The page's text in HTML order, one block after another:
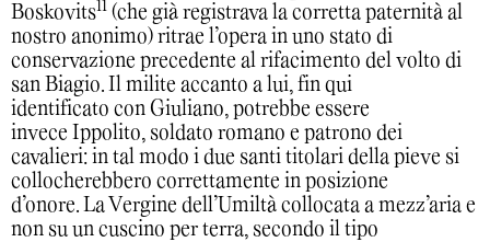
Boskovits
(che già registrava la corretta paternità al
nostro anonimo) ritrae l’opera in uno stato di
conservazione precedente al rifacimento del volto di
san Biagio. Il milite accanto a lui, fin qui
identificato con Giuliano, potrebbe essere
invece Ippolito, soldato romano e patrono dei
cavalieri: in tal modo i due santi titolari della pieve si
collocherebbero correttamente in posizione
d’onore. La Vergine dell’Umiltà collocata a mezz’aria e
non su un cuscino per terra, secondo il tipo